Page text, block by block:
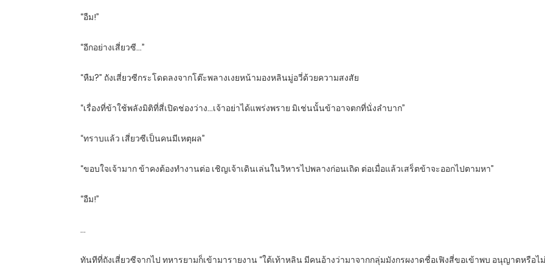
“อืม!”
“อีกอย่างเสี่ยวซี…”
“หืม?” ถังเสี่ยวซีกระโดดลงจากโต๊ะพลางเงยหน้ามองหลินมู่อวี่ด้วยความสงสัย
“เรื่องที่ข้าใช้พลังมิติที่สี่เปิดช่องว่าง…เจ้าอย่าได้แพร่งพราย มิเช่นนั้นข้าอาจตกที่นั่งลำบาก”
“ทราบแล้ว เสี่ยวซีเป็นคนมีเหตุผล”
“ขอบใจเจ้ามาก ข้าคงต้องทำงานต่อ เชิญเจ้าเดินเล่นในวิหารไปพลางก่อนเถิด ต่อเมื่อแล้วเสร็ตข้าจะออกไปตามหา”
“อืม!”
…
ทันทีที่ถังเสี่ยวซีจากไป ทหารยามก็เข้ามารายงาน “ใต้เท้าหลิน มีคนอ้างว่ามาจากกลุ่มมังกรผงาดชื่อเฟิงสี่ขอเข้าพบ อนุญาตหรือไ